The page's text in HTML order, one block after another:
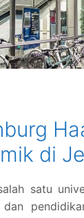
di
satu